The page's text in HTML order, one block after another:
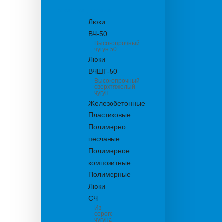
Люки
ВЧ-50
Высокопрочный
чугун 50
Люки
ВЧШГ-50
Высокопрочный
сверхтяжелый
чугун
Железобетонные
Пластиковые
Полимерно
песчаные
Полимерное
композитные
Полимерные
Люки
СЧ
Из
серого
чугуна